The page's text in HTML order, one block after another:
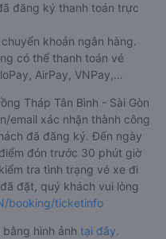
đăng ký thanh toán trực
khoản ngân hàng.
có thể thanh toán vé
AirPay, VNPay,…
Tháp Tân Bình - Sài Gòn
email xác nhận thành công
đã đăng ký. Đến ngày
đón trước 30 phút giờ
tra tình trạng vé xe đi
đặt, quý khách vui lòng
booking/ticketinfo
hình ảnh tại đây.